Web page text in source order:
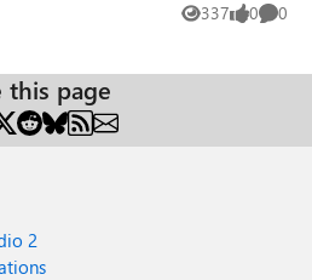
337
Views 0
likes 0
this page
2